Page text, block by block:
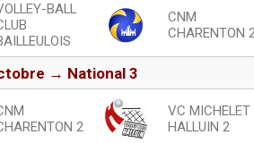
BALL
CNM
CHARENTON
→ National 3
2
VC MICHELET
HALLUIN 2